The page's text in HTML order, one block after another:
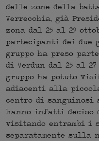
delle zone della
Verrecchia, già
zona dal 25 al 29
partecipanti dei due
gruppo ha preso
di Verdun dal 25 al
gruppo ha potuto
adiacenti alla
centro di sanguinosi
hanno infatti deciso
visitando entrambi
separatamente sulla